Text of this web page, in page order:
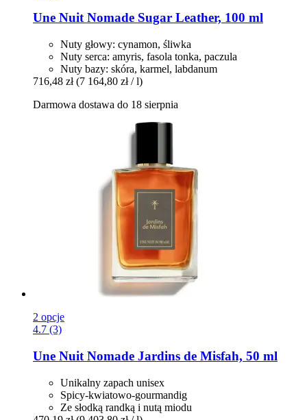
Une Nuit Nomade Sugar Leather, 100 ml
Nuty głowy: cynamon, śliwka
Nuty serca: amyris, fasola tonka, paczula
Nuty bazy: skóra, karmel, labdanum
716,48 zł (7 164,80 zł / l)
Darmowa dostawa do 18 sierpnia
2 opcje
4.7 (3)
Une Nuit Nomade Jardins de Misfah, 50 ml
Unikalny zapach unisex
Spicy-kwiatowo-gourmandig
Ze słodką randką i nutą miodu